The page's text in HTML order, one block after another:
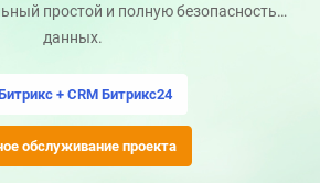
простой и полную безопасность
данных.
+ CRM Битрикс24
обслуживание проекта